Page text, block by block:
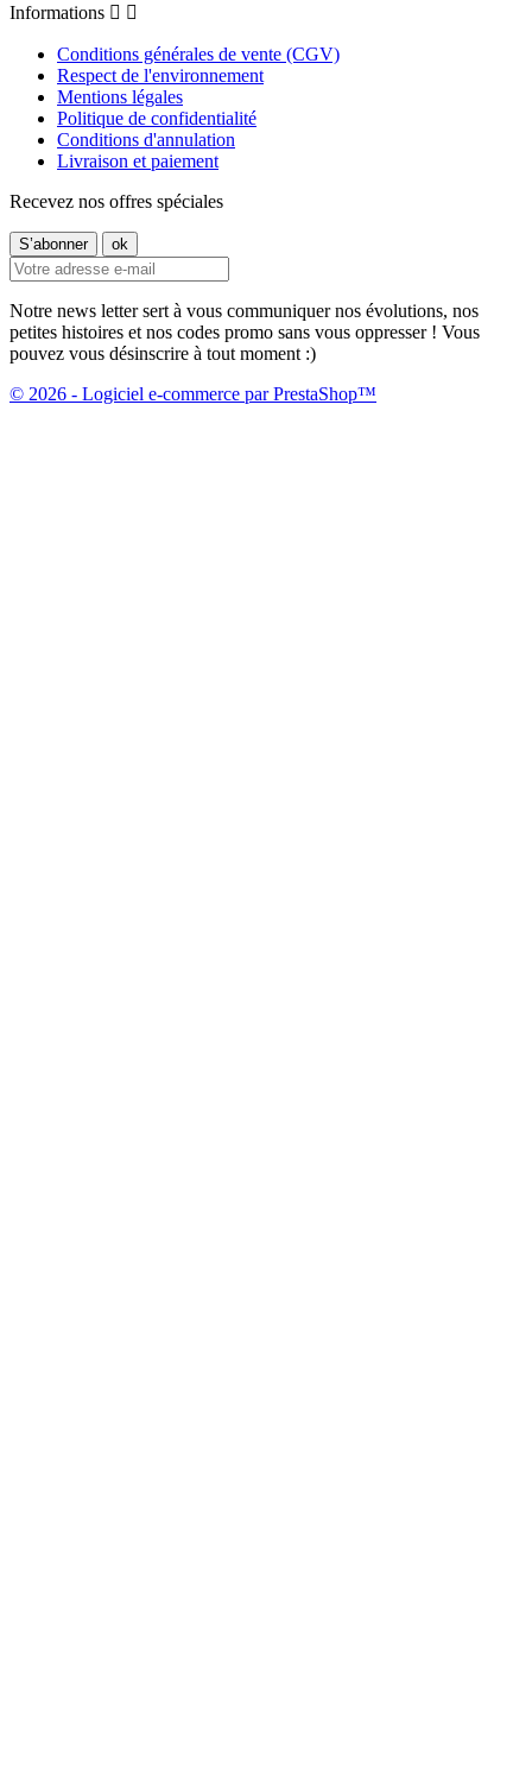
Informations  
Conditions générales de vente (CGV)
Respect de l'environnement
Mentions légales
Politique de confidentialité
Conditions d'annulation
Livraison et paiement
Recevez nos offres spéciales
Notre news letter sert à vous communiquer nos évolutions, nos
petites histoires et nos codes promo sans vous oppresser ! Vous
pouvez vous désinscrire à tout moment :)
© 2026 - Logiciel e-commerce par PrestaShop™